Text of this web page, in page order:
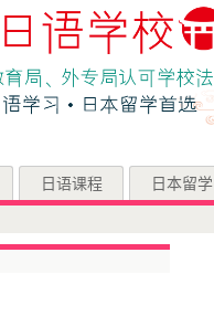
日语课程 日本留学